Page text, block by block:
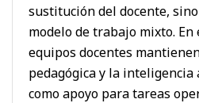
sustitución del docente,
modelo de trabajo mixto. En
equipos docentes
pedagógica y la
como apoyo para tareas